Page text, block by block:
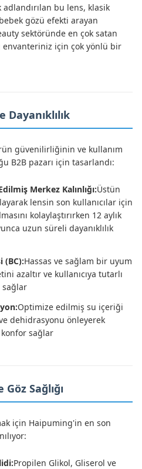
adlandırılan bu lens, klasik
gözü efekti arayan
sektöründe en çok satan
için çok yönlü bir
güvenilirliğinin ve kullanım
B2B pazarı için tasarlandı:
Merkez Kalınlığı:Üstün
lensin son kullanıcılar için
kolaylaştırırken 12 aylık
uzun süreli dayanıklılık
(BC):Hassas ve sağlam bir uyum
azaltır ve kullanıcıya tutarlı
Optimize edilmiş su içeriği
dehidrasyonu önleyerek
sağlar
Sağlığı
için Haipuming'in en son
Propilen Glikol, Gliserol ve